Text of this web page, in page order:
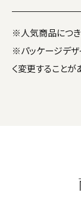
※人気商品につき
※パッケージデザ
く変更することが